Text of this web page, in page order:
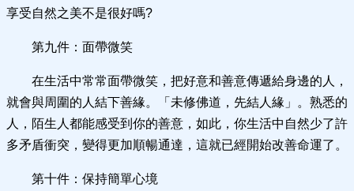
享受自然之美不是很好嗎?
第九件：面帶微笑
在生活中常常面帶微笑，把好意和善意傳遞給身邊的人，
就會與周圍的人結下善緣。「未修佛道，先結人緣」。熟悉的
人，陌生人都能感受到你的善意，如此，你生活中自然少了許
多矛盾衝突，變得更加順暢通達，這就已經開始改善命運了。
第十件：保持簡單心境